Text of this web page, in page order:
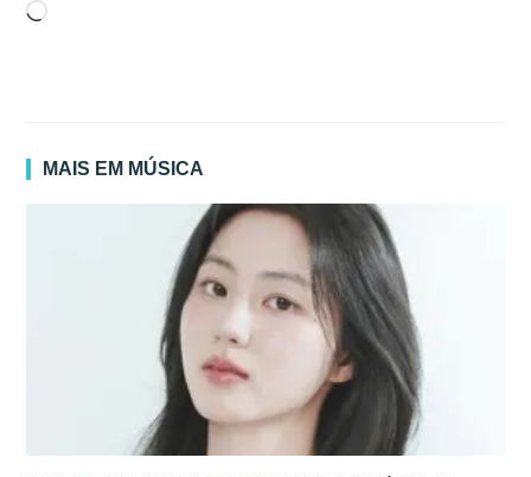
Carregando...
MAIS EM MÚSICA